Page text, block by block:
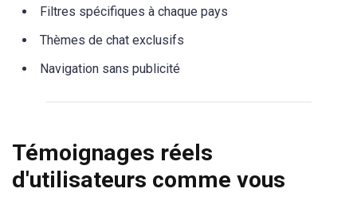
Filtres spécifiques à chaque pays
Thèmes de chat exclusifs
Navigation sans publicité
Témoignages réels
d'utilisateurs comme vous